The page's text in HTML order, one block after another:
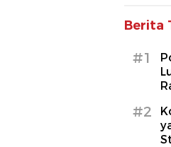
Berita
#1
#2